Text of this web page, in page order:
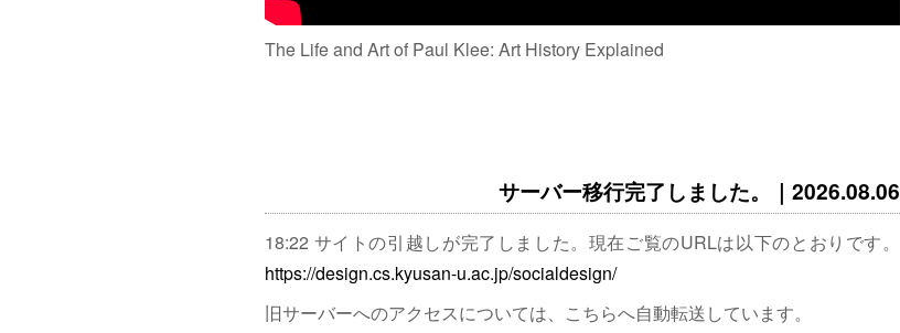
The Life and Art of Paul Klee: Art History Explained
サーバー移行完了しました。｜2026.08.06
18:22 サイトの引越しが完了しました。現在ご覧のURLは以下のとおりです。
https://design.cs.kyusan-u.ac.jp/socialdesign/
旧サーバーへのアクセスについては、こちらへ自動転送しています。